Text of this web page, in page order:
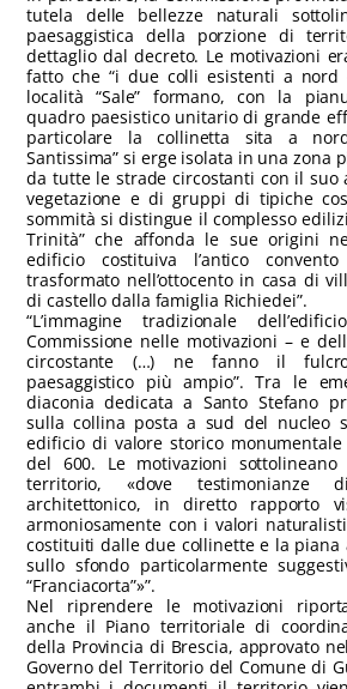
tutela delle bellezze naturali
paesaggistica della porzione di
dettaglio dal decreto. Le motivazioni
fatto che “i due colli esistenti a
località “Sale” formano, con la
quadro paesistico unitario di grande
particolare la collinetta sita a
Santissima” si erge isolata in una zona
da tutte le strade circostanti con il suo
vegetazione e di gruppi di tipiche
sommità si distingue il complesso
Trinità” che affonda le sue origini
edificio costituiva l’antico
trasformato nell’ottocento in casa di
di castello dalla famiglia Richiedei”.
“L’immagine tradizionale
Commissione nelle motivazioni – e
circostante (…) ne fanno il
paesaggistico più ampio”. Tra le
diaconia dedicata a Santo Stefano
sulla collina posta a sud del nucleo
edificio di valore storico monumentale
del 600. Le motivazioni
territorio, «dove testimonianze
architettonico, in diretto rapporto
armoniosamente con i valori
costituiti dalle due collinette e la piana
sullo sfondo particolarmente
“Franciacorta”»”.
Nel riprendere le motivazioni
anche il Piano territoriale di
della Provincia di Brescia, approvato
Governo del Territorio del Comune di